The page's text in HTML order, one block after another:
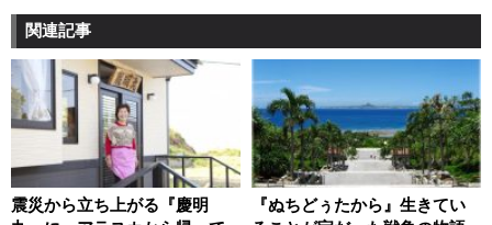
関連記事
震災から立ち上がる『慶明
『ぬちどぅたから』生きてい